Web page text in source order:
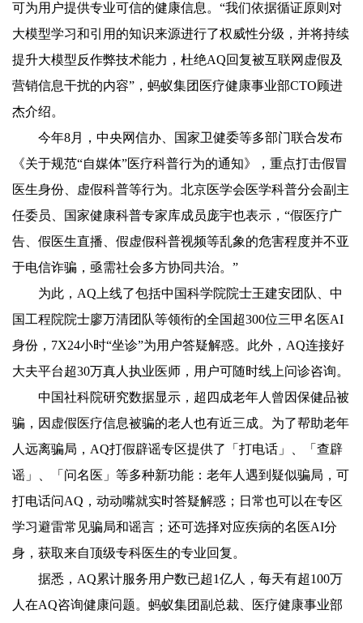
可为用户提供专业可信的健康信息。“我们依据循证原则对
大模型学习和引用的知识来源进行了权威性分级，并将持续
提升大模型反作弊技术能力，杜绝AQ回复被互联网虚假及
营销信息干扰的内容”，蚂蚁集团医疗健康事业部CTO顾进
杰介绍。
今年8月，中央网信办、国家卫健委等多部门联合发布
《关于规范“自媒体”医疗科普行为的通知》，重点打击假冒
医生身份、虚假科普等行为。北京医学会医学科普分会副主
任委员、国家健康科普专家库成员庞宇也表示，“假医疗广
告、假医生直播、假虚假科普视频等乱象的危害程度并不亚
于电信诈骗，亟需社会多方协同共治。”
为此，AQ上线了包括中国科学院院士王建安团队、中
国工程院院士廖万清团队等领衔的全国超300位三甲名医AI
身份，7X24小时“坐诊”为用户答疑解惑。此外，AQ连接好
大夫平台超30万真人执业医师，用户可随时线上问诊咨询。
中国社科院研究数据显示，超四成老年人曾因保健品被
骗，因虚假医疗信息被骗的老人也有近三成。为了帮助老年
人远离骗局，AQ打假辟谣专区提供了「打电话」、「查辟
谣」、「问名医」等多种新功能：老年人遇到疑似骗局，可
打电话问AQ，动动嘴就实时答疑解惑；日常也可以在专区
学习避雷常见骗局和谣言；还可选择对应疾病的名医AI分
身，获取来自顶级专科医生的专业回复。
据悉，AQ累计服务用户数已超1亿人，每天有超100万
人在AQ咨询健康问题。蚂蚁集团副总裁、医疗健康事业部